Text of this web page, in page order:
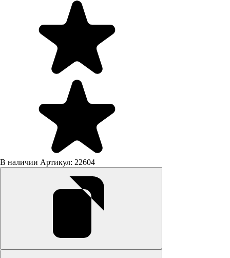
В наличии Артикул: 22604